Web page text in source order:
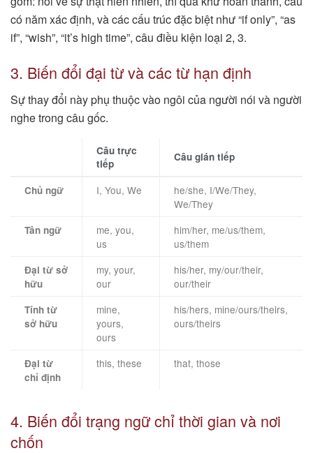
có năm xác định, và các cấu trúc đặc biệt như “if only”, “as
if”, “wish”, “it’s high time”, câu điều kiện loại 2, 3.
3. Biến đổi đại từ và các từ hạn định
Sự thay đổi này phụ thuộc vào ngôi của người nói và người
nghe trong câu gốc.
Câu trực
tiếp
Câu gián tiếp
Chủ ngữ I, You, We
he/she, I/We/They,
We/They
Tân ngữ
me, you,
us
him/her, me/us/them,
us/them
Đại từ sở
hữu
my, your,
our
his/her, my/our/their,
our/their
Tính từ
sở hữu
mine,
yours,
ours
his/hers, mine/ours/theirs,
ours/theirs
Đại từ
chỉ định
this, these that, those
4. Biến đổi trạng ngữ chỉ thời gian và nơi
chốn